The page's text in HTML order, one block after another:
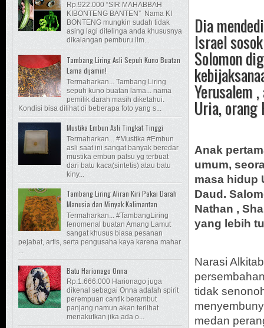
Dia
Israel
Solomon
Yerusalem
Uria,
Anak
umum,
masa hidup
Daud.
Nathan ,
yang lebih
Narasi
tidak
medan
Rp.922.000 “SIR MAHABBAH
KIBONTENG BANTEN” Nama KI
BONTENG mungkin sudah tidak
asing lagi ditelinga anda khususnya
dikalangan pemburu ilm...
Tambang Liring Asli Sepuh Kuno Buatan
Lama dijamin!
Termaharkan... Tambang Liring
sepuh kuno buatan lama... nama
pemilik darah masih diketahui.
Kondisi bisa dilihat di beberapa foto yang s...
Mustika Embun Asli Tingkat Tinggi
Termaharkan... #Mustika #Embun
asli saat ini sangat banyak beredar
mustika embun palsu yg terbuat
dari batu kaca(sintetis) atau batu
kiny...
Tambang Liring Aliran Kiri Pakai Darah
Manusia dan Minyak Kalimantan
Termaharkan... #TambangLiring
fenomenal buatan Amang Lamut
sangat khusus biasa pesanan
pejabat, artis, serta pengusaha kaya karena mahar
...
Batu Harionago Onna
Rp.1.666.000 Harionago juga
dikenal sebagai Onna adalah spirit
perempuan cantik berambut
panjang namun akan terlihat
menakutkan jika ada o...